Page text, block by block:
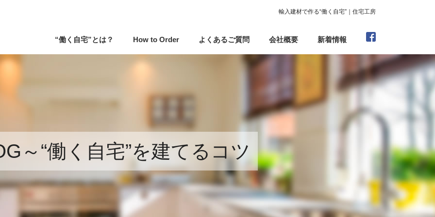
輸入建材で作る“働く自宅”｜住宅工房
“働く自宅”とは？ How to Order よくあるご質問 会社概要 新着情報
～“働く自宅”を建てるコツ